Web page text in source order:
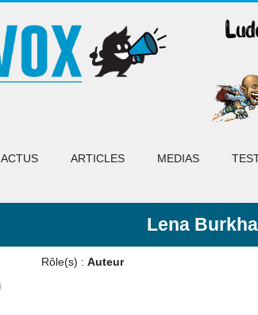
ACTUS ARTICLES MEDIAS
Lena
Rôle(s) : Auteur